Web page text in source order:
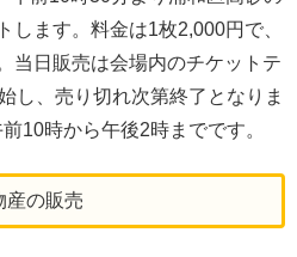
します。料金は1枚2,000円で、
当日販売は会場内のチケットテ
し、売り切れ次第終了となりま
10時から午後2時までです。
産の販売